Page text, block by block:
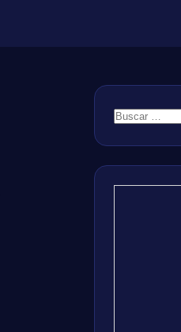
Buscar: